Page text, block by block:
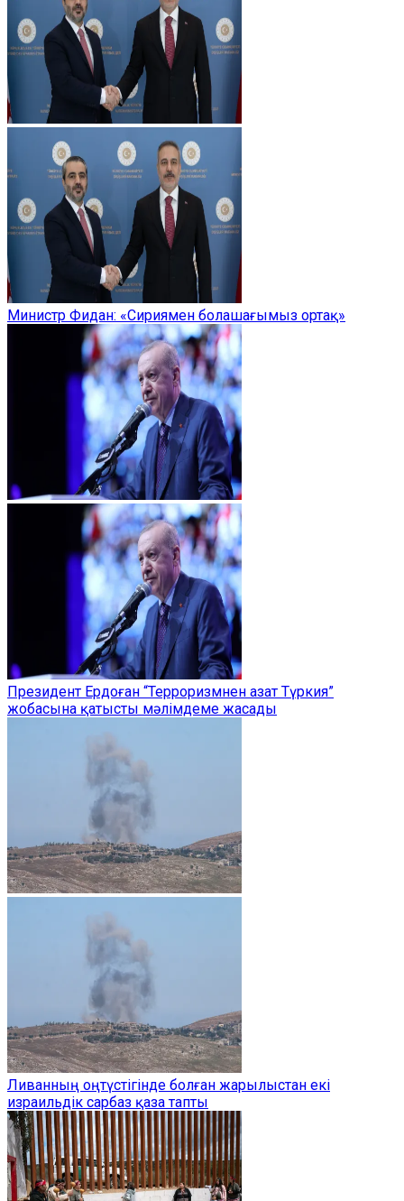
Министр Фидан: «Сириямен болашағымыз ортақ»
Президент Ердоған “Терроризмнен азат Түркия”
жобасына қатысты мәлімдеме жасады
Ливанның оңтүстігінде болған жарылыстан екі
израильдік сарбаз қаза тапты